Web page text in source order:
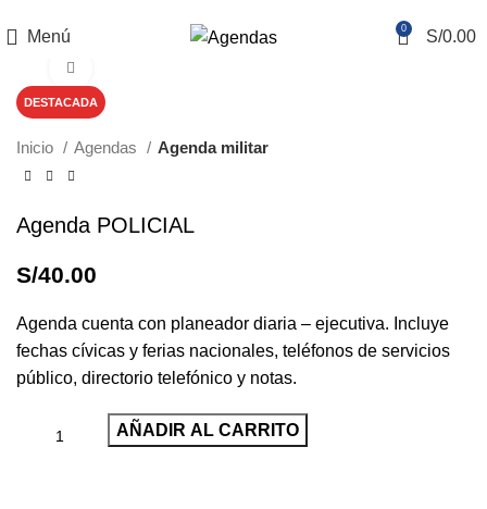
Menú 0 S/0.00
DESTACADA
Inicio Agendas Agenda militar
Agenda POLICIAL
S/40.00
Agenda cuenta con planeador diaria – ejecutiva. Incluye
fechas cívicas y ferias nacionales, teléfonos de servicios
público, directorio telefónico y notas.
AÑADIR AL CARRITO